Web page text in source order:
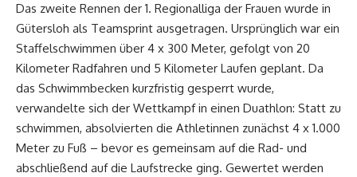
Das zweite Rennen der 1. Regionalliga der Frauen wurde in
Gütersloh als Teamsprint ausgetragen. Ursprünglich war ein
Staffelschwimmen über 4 x 300 Meter, gefolgt von 20
Kilometer Radfahren und 5 Kilometer Laufen geplant. Da
das Schwimmbecken kurzfristig gesperrt wurde,
verwandelte sich der Wettkampf in einen Duathlon: Statt zu
schwimmen, absolvierten die Athletinnen zunächst 4 x 1.000
Meter zu Fuß – bevor es gemeinsam auf die Rad- und
abschließend auf die Laufstrecke ging. Gewertet werden